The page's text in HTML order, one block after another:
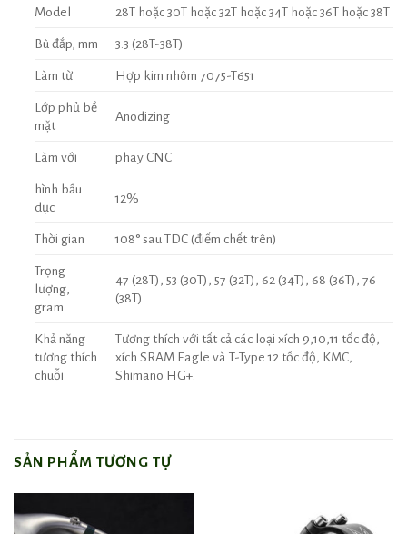
Model 28T hoặc 30T hoặc 32T hoặc 34T hoặc 36T hoặc 38T
Bù đắp, mm 3.3 (28T-38T)
Làm từ Hợp kim nhôm 7075-T651
Lớp phủ bề
mặt
Anodizing
Làm với phay CNC
hình bầu
dục
12%
Thời gian 108° sau TDC (điểm chết trên)
Trọng
lượng,
gram
47 (28T), 53 (30T), 57 (32T), 62 (34T), 68 (36T), 76
(38T)
Khả năng
tương thích
chuỗi
Tương thích với tất cả các loại xích 9,10,11 tốc độ,
xích SRAM Eagle và T-Type 12 tốc độ, KMC,
Shimano HG+.
SẢN PHẨM TƯƠNG TỰ